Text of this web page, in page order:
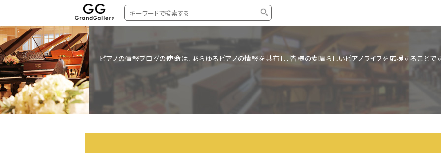
タイプ
中古グランドピアノ
中古アップライトピアノ
YAMAHA
KAWAI
STEINWAY&SONS
スタ
ピアノの情報ブログの使命は、あらゆるピアノの情報を共有し、皆様の素晴らしいピアノライフを応援することです